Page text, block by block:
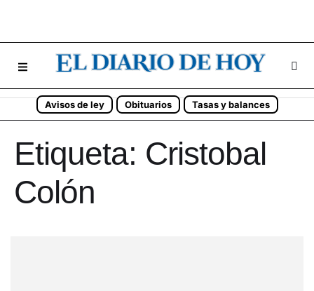
Avisos de ley Obituarios Tasas y balances
Etiqueta: Cristobal
Colón